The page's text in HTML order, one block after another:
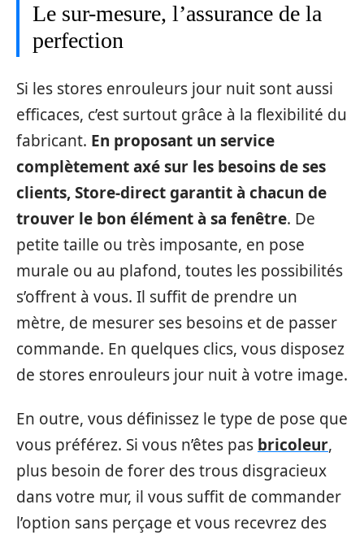
Le sur-mesure, l’assurance de la
perfection
Si les stores enrouleurs jour nuit sont aussi
efficaces, c’est surtout grâce à la flexibilité du
fabricant. En proposant un service
complètement axé sur les besoins de ses
clients, Store-direct garantit à chacun de
trouver le bon élément à sa fenêtre. De
petite taille ou très imposante, en pose
murale ou au plafond, toutes les possibilités
s’offrent à vous. Il suffit de prendre un
mètre, de mesurer ses besoins et de passer
commande. En quelques clics, vous disposez
de stores enrouleurs jour nuit à votre image.
En outre, vous définissez le type de pose que
vous préférez. Si vous n’êtes pas bricoleur,
plus besoin de forer des trous disgracieux
dans votre mur, il vous suffit de commander
l’option sans perçage et vous recevrez des